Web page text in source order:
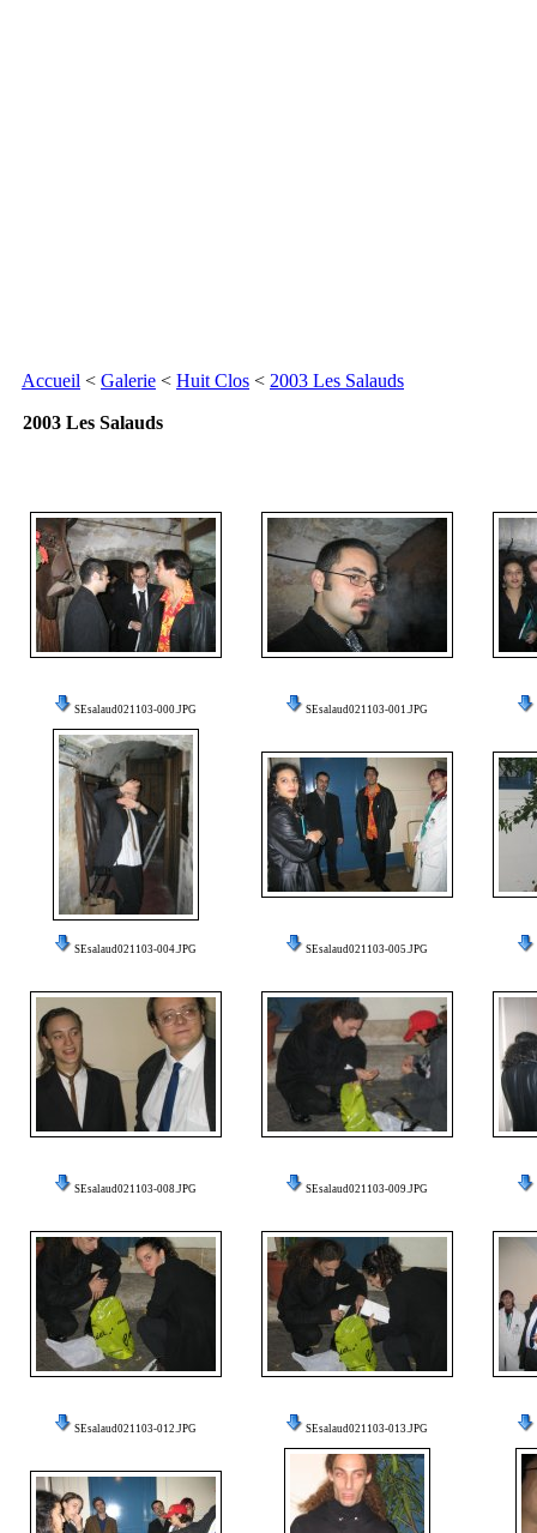
Accueil < Galerie < Huit Clos < 2003 Les Salauds
2003 Les Salauds
SEsalaud021103-000.JPG SEsalaud021103-001.JPG
SEsalaud021103-004.JPG SEsalaud021103-005.JPG
SEsalaud021103-008.JPG SEsalaud021103-009.JPG
SEsalaud021103-012.JPG SEsalaud021103-013.JPG